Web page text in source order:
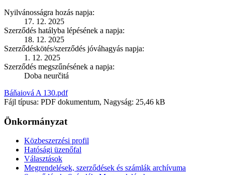
Nyilvánosságra hozás napja:
17. 12. 2025
Szerződés hatályba lépésének a napja:
18. 12. 2025
Szerződéskötés/szerződés jóváhagyás napja:
1. 12. 2025
Szerződés megszűnésének a napja:
Doba neurčitá
Báňaiová A 130.pdf
Fájl típusa: PDF dokumentum, Nagyság: 25,46 kB
Önkormányzat
Közbeszerzési profil
Hatósági üzenőfal
Választások
Megrendelések, szerződések és számlák archívuma